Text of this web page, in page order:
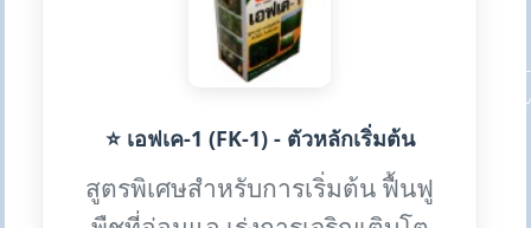
⭐ เอฟเค-1 (FK-1) - ตัวหลักเริ่มต้น
สูตรพิเศษสำหรับการเริ่มต้น ฟื้นฟู